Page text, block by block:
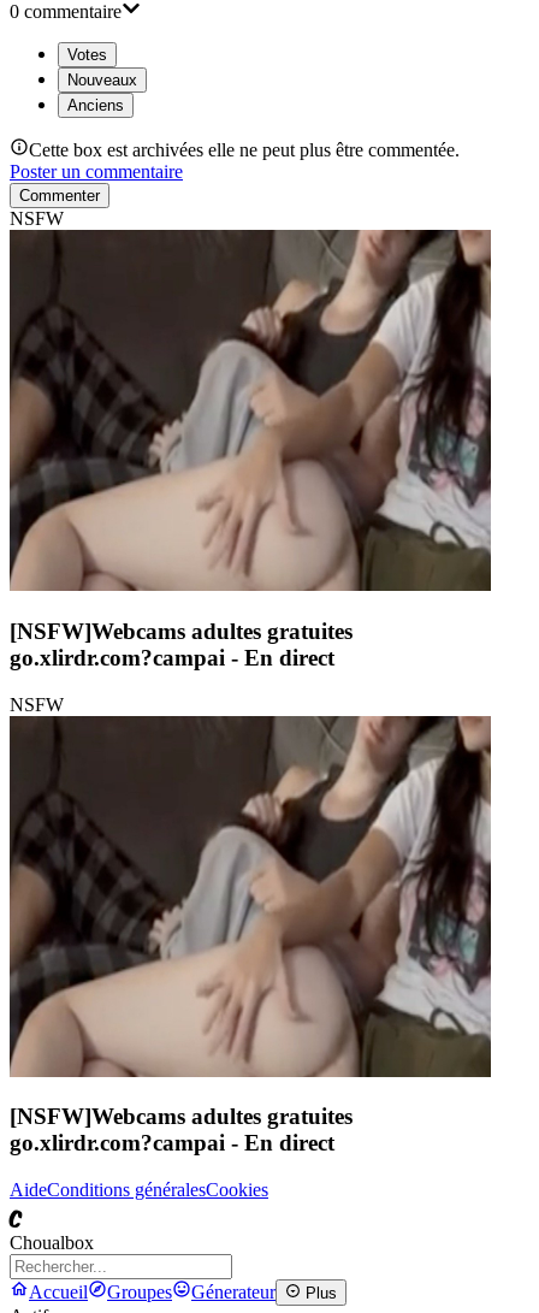
0 commentaire
Votes
Nouveaux
Anciens
Cette box est archivées elle ne peut plus être commentée.
Poster un commentaire
Commenter
NSFW
[NSFW]Webcams adultes gratuites
go.xlirdr.com?campai - En direct
NSFW
[NSFW]Webcams adultes gratuites
go.xlirdr.com?campai - En direct
AideConditions généralesCookies
C
Choualbox
Accueil Groupes Génerateur Plus